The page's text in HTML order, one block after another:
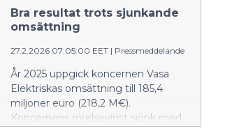
första april, men är långt ifrån ett
aprilskämt. Enligt Vasa Elektriska
utgör det ett viktigt steg i arbetet
för att balansera en mycket volatil
elmarknad. Bolaget har också haft
en stor roll i möjliggörandet av
kraftverket.
Bra resultat trots sjunkande
omsättning
27.2.2026 07:05:00 EET | Pressmeddelande
År 2025 uppgick koncernen Vasa
Elektriskas omsättning till 185,4
miljoner euro (218,2 M€).
Koncernens rörelsevinst sjönk med